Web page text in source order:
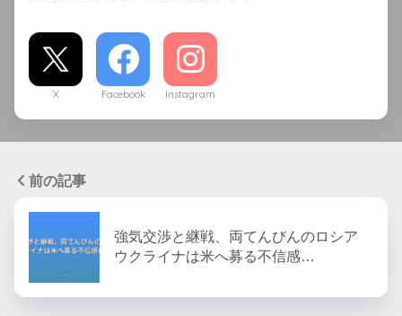
X Facebook Instagram
前の記事
強気交渉と継戦、両てんびんのロシア
ウクライナは米へ募る不信感…